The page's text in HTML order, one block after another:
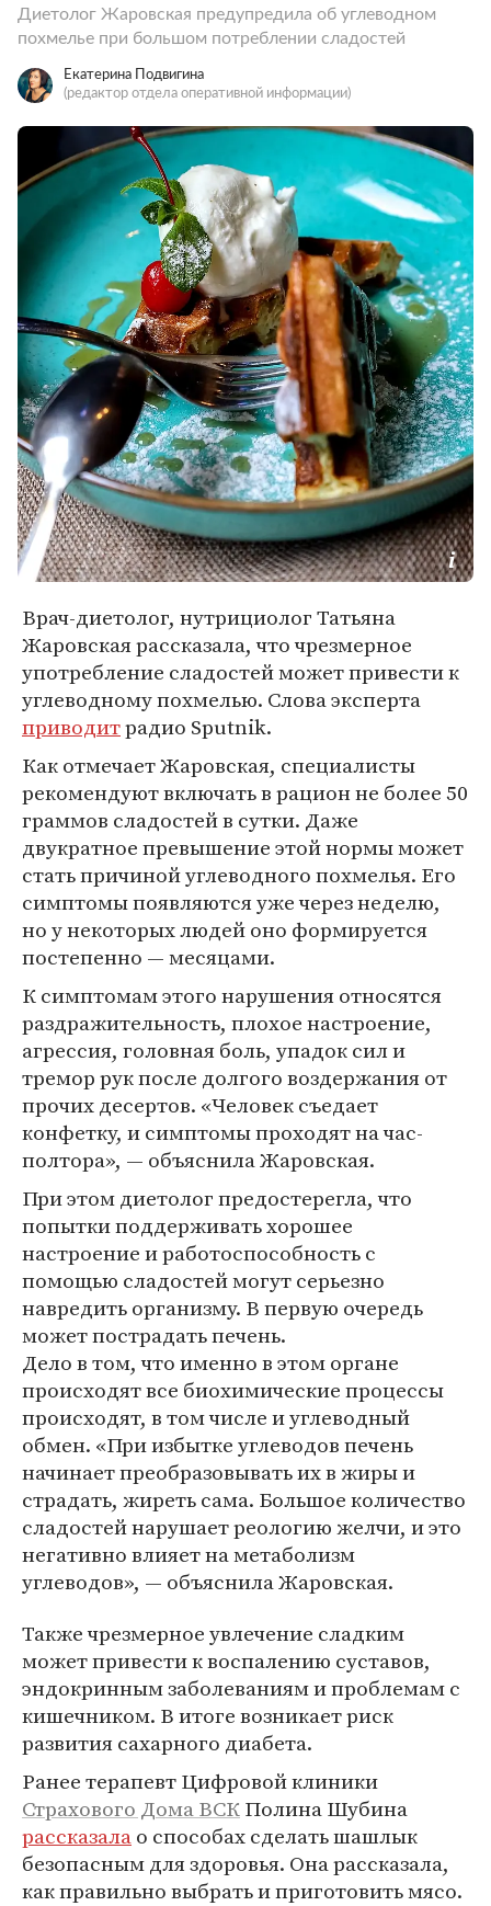
Диетолог Жаровская предупредила об углеводном
похмелье при большом потреблении сладостей
Екатерина Подвигина
(редактор отдела оперативной информации)
Врач-диетолог, нутрициолог Татьяна
Жаровская рассказала, что чрезмерное
употребление сладостей может привести к
углеводному похмелью. Слова эксперта
приводитрадио Sputnik.
Как отмечает Жаровская, специалисты
рекомендуют включать в рацион не более 50
граммов сладостей в сутки. Даже
двукратное превышение этой нормы может
стать причиной углеводного похмелья. Его
симптомы появляются уже через неделю,
но у некоторых людей оно формируется
постепенно — месяцами.
К симптомам этого нарушения относятся
раздражительность, плохое настроение,
агрессия, головная боль, упадок сил и
тремор рук после долгого воздержания от
прочих десертов. «Человек съедает
конфетку, и симптомы проходят на час-
полтора», — объяснила Жаровская.
При этом диетолог предостерегла, что
попытки поддерживать хорошее
настроение и работоспособность с
помощью сладостей могут серьезно
навредить организму. В первую очередь
может пострадать печень.
Дело в том, что именно в этом органе
происходят все биохимические процессы
происходят, в том числе и углеводный
обмен. «При избытке углеводов печень
начинает преобразовывать их в жиры и
страдать, жиреть сама. Большое количество
сладостей нарушает реологию желчи, и это
негативно влияет на метаболизм
углеводов», — объяснила Жаровская.
Также чрезмерное увлечение сладким
может привести к воспалению суставов,
эндокринным заболеваниям и проблемам с
кишечником. В итоге возникает риск
развития сахарного диабета.
Ранее терапевт Цифровой клиники
Страхового Дома ВСКПолина Шубина
рассказалао способах сделать шашлык
безопасным для здоровья. Она рассказала,
как правильно выбрать и приготовить мясо.